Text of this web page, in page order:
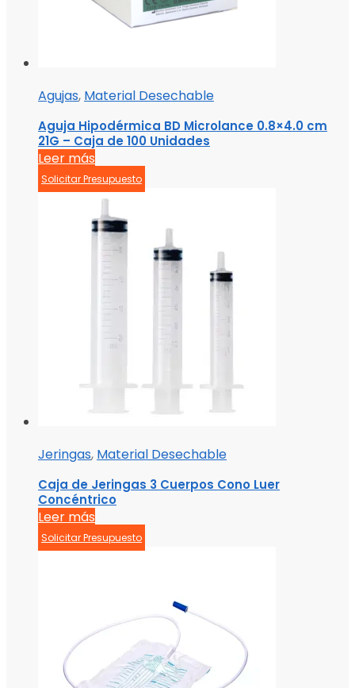
Agujas, Material Desechable
Aguja Hipodérmica BD Microlance 0.8×4.0 cm
21G – Caja de 100 Unidades
Leer más
Solicitar Presupuesto
Jeringas, Material Desechable
Caja de Jeringas 3 Cuerpos Cono Luer
Concéntrico
Leer más
Solicitar Presupuesto